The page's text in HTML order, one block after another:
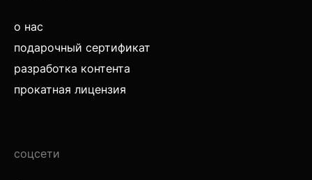
о нас
подарочный сертификат
разработка контента
прокатная лицензия
соцсети